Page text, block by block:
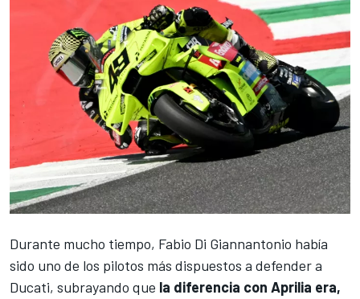
Durante mucho tiempo, Fabio Di Giannantonio había
sido uno de los pilotos más dispuestos a defender a
Ducati, subrayando que la diferencia con Aprilia era,